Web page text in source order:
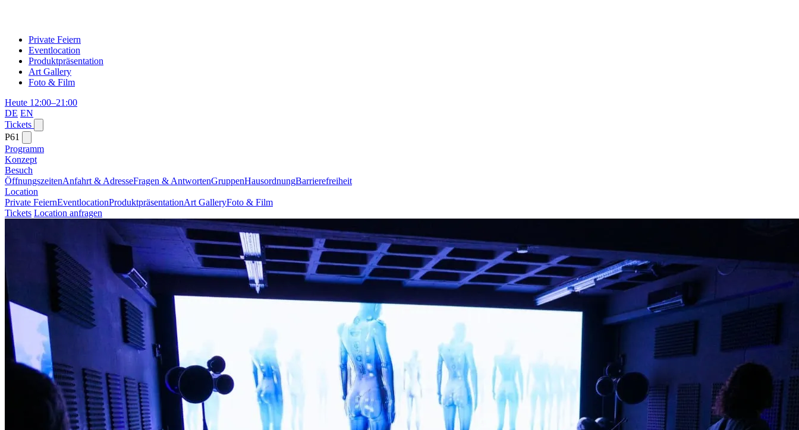
Private Feiern
Eventlocation
Produktpräsentation
Art Gallery
Foto & Film
Heute 12:00–21:00
DE EN
Tickets
P61
Programm
Konzept
Besuch
ÖffnungszeitenAnfahrt & AdresseFragen & AntwortenGruppenHausordnungBarrierefreiheit
Location
Private FeiernEventlocationProduktpräsentationArt GalleryFoto & Film
Tickets Location anfragen